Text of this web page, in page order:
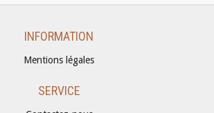
INFORMATION
Mentions légales
SERVICE